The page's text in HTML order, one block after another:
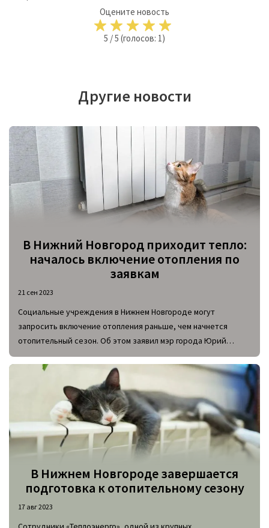
Оцените новость
5 /5 (голосов: 1)
Другие новости
В Нижний Новгород приходит тепло:
началось включение отопления по
заявкам
21 сен 2023
Социальные учреждения в Нижнем Новгороде могут
запросить включение отопления раньше, чем начнется
отопительный сезон. Об этом заявил мэр города Юрий
Шалабаев в ходе прямого эфира от 15 сентября.
В Нижнем Новгороде завершается
подготовка к отопительному сезону
17 авг 2023